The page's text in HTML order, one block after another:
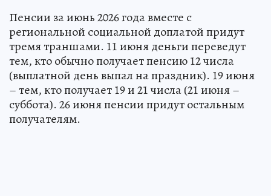
Пенсии за июнь 2026 года вместе с
региональной социальной доплатой придут
тремя траншами. 11 июня деньги переведут
тем, кто обычно получает пенсию 12 числа
(выплатной день выпал на праздник). 19 июня
– тем, кто получает 19 и 21 числа (21 июня –
суббота). 26 июня пенсии придут остальным
получателям.